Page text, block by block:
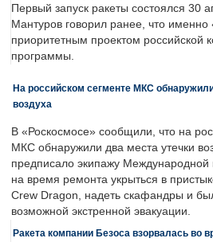
Первый запуск ракеты состоялся 30
Мантуров говорил ранее, что именно
приоритетным проектом российской
программы.
На российском сегменте МКС
воздуха
В «Роскосмосе» сообщили, что на
МКС обнаружили два места утечки
предписало экипажу Международной
на время ремонта укрыться в
Crew Dragon, надеть скафандры и
возможной экстренной эвакуации.
Ракета компании Безоса взорвалась во